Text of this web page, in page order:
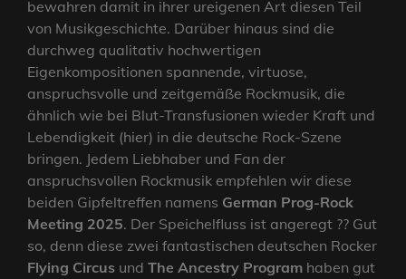
bewahren damit in ihrer ureigenen Art diesen Teil
von Musikgeschichte. Darüber hinaus sind die
durchweg qualitativ hochwertigen
Eigenkompositionen spannende, virtuose,
anspruchsvolle und zeitgemäße Rockmusik, die
ähnlich wie bei Blut-Transfusionen wieder Kraft und
Lebendigkeit (hier) in die deutsche Rock-Szene
bringen. Jedem Liebhaber und Fan der
anspruchsvollen Rockmusik empfehlen wir diese
beiden Gipfeltreffen namens German Prog-Rock
Meeting 2025. Der Speichelfluss ist angeregt ?? Gut
so, denn diese zwei fantastischen deutschen Rocker
Flying Circus und The Ancestry Program haben gut